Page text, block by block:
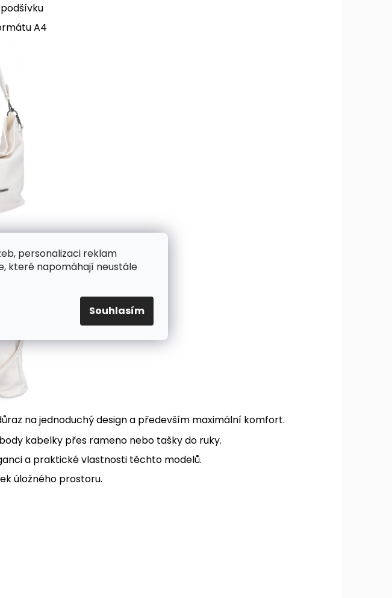
personalizaci reklam
které napomáhají neustále
Souhlasím
A4
na jednoduchý design a především maximální komfort.
kabelky přes rameno nebo tašky do ruky.
a praktické vlastnosti těchto modelů.
úložného prostoru.